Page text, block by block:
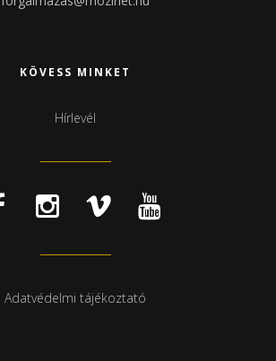
KÖVESS MINKET
Hírlevél
Adatvédelmi tájékoztató